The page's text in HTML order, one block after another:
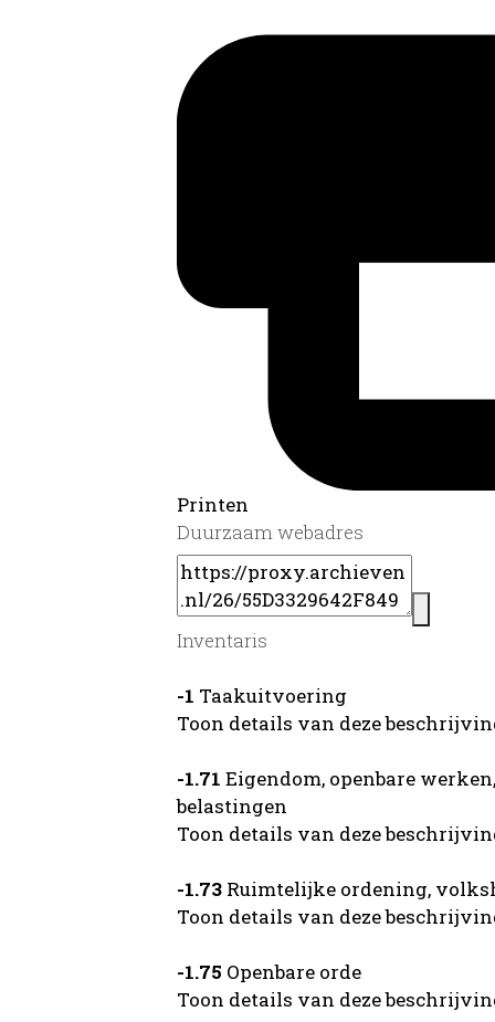
Printen
Duurzaam webadres
Inventaris
-1 Taakuitvoering
Toon details van deze
-1.71 Eigendom, openbare
belastingen
Toon details van deze
-1.73 Ruimtelijke ordening,
Toon details van deze
-1.75 Openbare orde
Toon details van deze